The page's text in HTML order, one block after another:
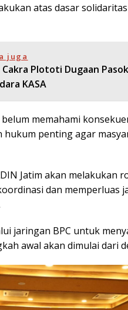
atas dasar
juga
Cakra Plototi Dugaan
KASA
memahami
penting agar
Jatim akan melakukan
dan memperluas
jaringan BPC untuk
awal akan dimulai dari